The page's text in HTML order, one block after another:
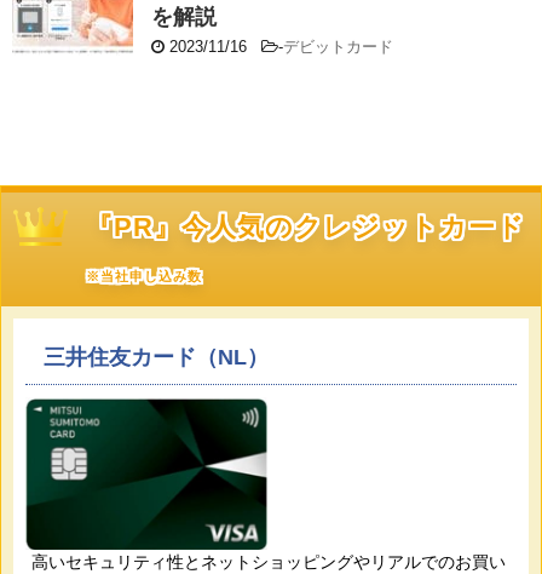
を解説
2023/11/16 -デビットカード
『PR』今人気のクレジットカード
※当社申し込み数
三井住友カード（NL）
高いセキュリティ性とネットショッピングやリアルでのお買い